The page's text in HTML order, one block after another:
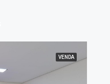
VENDA